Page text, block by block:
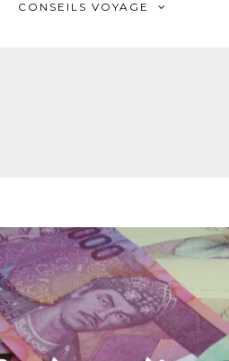
CONSEILS VOYAGE